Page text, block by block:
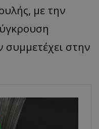
με την
συμμετέχει στην